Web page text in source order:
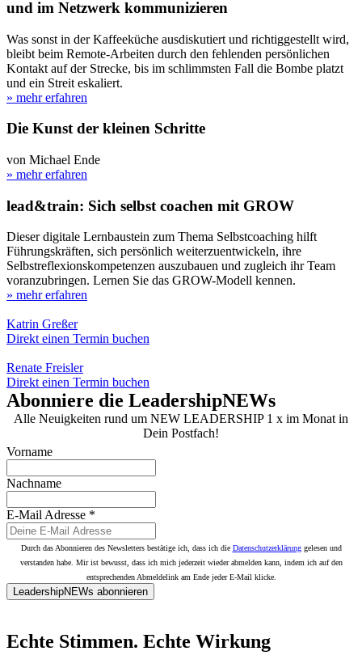
und im Netzwerk kommunizieren
Was sonst in der Kaffeeküche ausdiskutiert und richtiggestellt wird,
bleibt beim Remote-Arbeiten durch den fehlenden persönlichen
Kontakt auf der Strecke, bis im schlimmsten Fall die Bombe platzt
und ein Streit eskaliert.
» mehr erfahren
Die Kunst der kleinen Schritte
von Michael Ende
» mehr erfahren
lead&train: Sich selbst coachen mit GROW
Dieser digitale Lernbaustein zum Thema Selbstcoaching hilft
Führungskräften, sich persönlich weiterzuentwickeln, ihre
Selbstreflexionskompetenzen auszubauen und zugleich ihr Team
voranzubringen. Lernen Sie das GROW-Modell kennen.
» mehr erfahren
Katrin Greßer
Direkt einen Termin buchen
Renate Freisler
Direkt einen Termin buchen
Abonniere die LeadershipNEWs
Alle Neuigkeiten rund um NEW LEADERSHIP 1 x im Monat in
Dein Postfach!
Vorname
Nachname
E-Mail Adresse *
Durch das Abonnieren des Newsletters bestätige ich, dass ich die Datenschutzerklärunggelesen und
verstanden habe. Mir ist bewusst, dass ich mich jederzeit wieder abmelden kann, indem ich auf den
entsprechenden Abmeldelink am Ende jeder E-Mail klicke.
LeadershipNEWs abonnieren
Echte Stimmen. Echte Wirkung